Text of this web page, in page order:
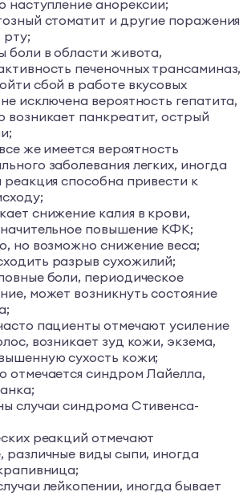
наступление анорексии;
стоматит и другие поражения
рту;
боли в области живота,
печеночных трансаминаз,
сбой в работе вкусовых
исключена вероятность гепатита,
возникает панкреатит, острый
же имеется вероятность
заболевания легких, иногда
реакция способна привести к
снижение калия в крови,
повышение КФК;
но возможно снижение веса;
разрыв сухожилий;
боли, периодическое
может возникнуть состояние
пациенты отмечают усиление
возникает зуд кожи, экзема,
сухость кожи;
отмечается синдром Лайелла,
случаи синдрома Стивенса-
реакций отмечают
различные виды сыпи, иногда
лейкопении, иногда бывает